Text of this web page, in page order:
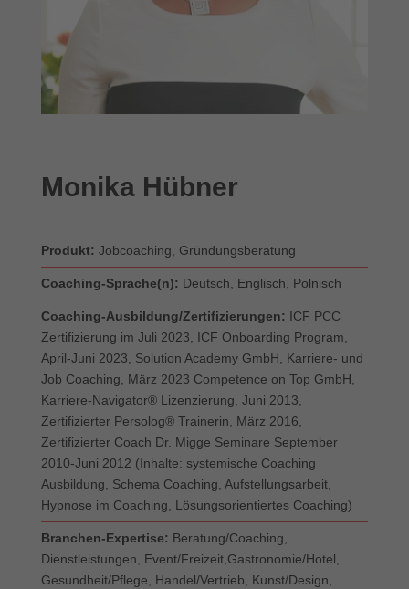
Monika Hübner
Produkt: Jobcoaching, Gründungsberatung
Coaching-Sprache(n): Deutsch, Englisch, Polnisch
Coaching-Ausbildung/Zertifizierungen: ICF PCC
Zertifizierung im Juli 2023, ICF Onboarding Program,
April-Juni 2023, Solution Academy GmbH, Karriere- und
Job Coaching, März 2023 Competence on Top GmbH,
Karriere-Navigator® Lizenzierung, Juni 2013,
Zertifizierter Persolog® Trainerin, März 2016,
Zertifizierter Coach Dr. Migge Seminare September
2010-Juni 2012 (Inhalte: systemische Coaching
Ausbildung, Schema Coaching, Aufstellungsarbeit,
Hypnose im Coaching, Lösungsorientiertes Coaching)
Branchen-Expertise: Beratung/Coaching,
Dienstleistungen, Event/Freizeit,Gastronomie/Hotel,
Gesundheit/Pflege, Handel/Vertrieb, Kunst/Design,